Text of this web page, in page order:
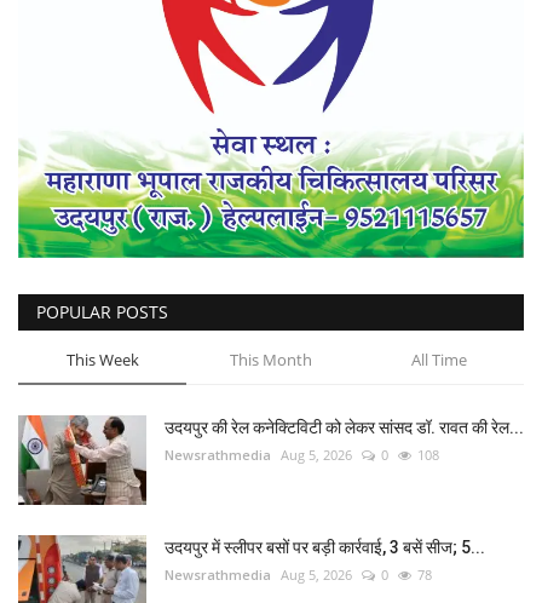
POPULAR POSTS
This Week This Month All Time
उदयपुर की रेल कनेक्टिविटी को लेकर सांसद डॉ. रावत की रेल...
Newsrathmedia Aug 5, 2026 0 108
उदयपुर में स्लीपर बसों पर बड़ी कार्रवाई, 3 बसें सीज; 5...
Newsrathmedia Aug 5, 2026 0 78